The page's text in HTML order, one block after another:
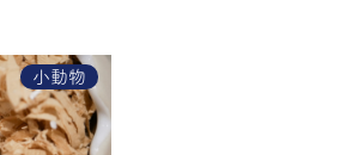
ヤモリを
多いので
小動物